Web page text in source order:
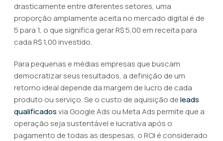
drasticamente entre diferentes setores, uma
proporção amplamente aceita no mercado digital é de
5 para 1, o que significa gerar R$ 5,00 em receita para
cada R$ 1,00 investido.
Para pequenas e médias empresas que buscam
democratizar seus resultados, a definição de um
retorno ideal depende da margem de lucro de cada
produto ou serviço. Se o custo de aquisição deleads
qualificadosvia Google Ads ou Meta Ads permite que a
operação seja sustentável e lucrativa após o
pagamento de todas as despesas, o ROI é considerado